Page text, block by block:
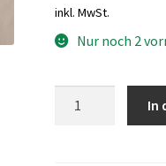
inkl. MwSt.
Nur noch 2
In